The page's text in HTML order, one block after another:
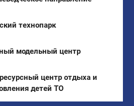
технопарк
модельный центр
центр отдыха и
детей ТО